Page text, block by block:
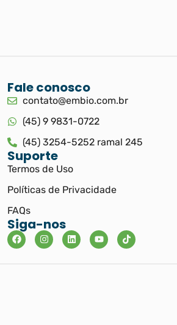
Fale conosco
contato@embio.com.br
(45) 9 9831-0722
(45) 3254-5252 ramal 245
Suporte
Termos de Uso
Políticas de Privacidade
FAQs
Siga-nos